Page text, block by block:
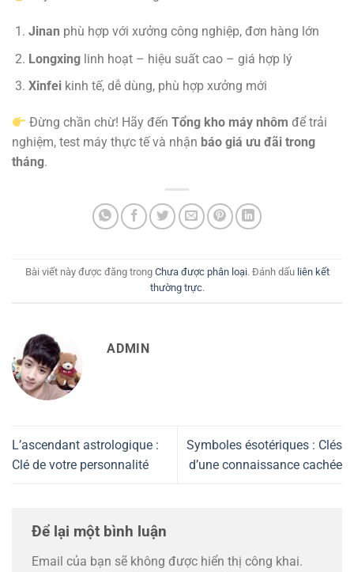
Jinan phù hợp với xưởng công nghiệp, đơn hàng lớn
Longxinglinh hoạt – hiệu suất cao – giá hợp lý
Xinfeikinh tế, dễ dùng, phù hợp xưởng mới
Đừng chần chừ! Hãy đếnTổng kho máy nhôm để trải
nghiệm, test máy thực tế và nhận báo giá ưu đãi trong
tháng.
Bài viết này được đăng trong Chưa được phân loại. Đánh dấu liên kết
thường trực.
ADMIN
L’ascendant astrologique :
Clé de votre personnalité
Symboles ésotériques : Clés
d’une connaissance cachée
Để lại một bình luận
Email của bạn sẽ không được hiển thị công khai.